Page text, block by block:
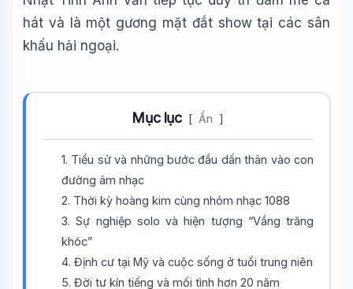
hát và là một gương mặt đắt show tại các sân
khấu hải ngoại.
Mục lục [ Ẩn ]
1. Tiểu sử và những bước đầu dấn thân vào con
đường âm nhạc
2. Thời kỳ hoàng kim cùng nhóm nhạc 1088
3. Sự nghiệp solo và hiện tượng “Vầng trăng
khóc”
4. Định cư tại Mỹ và cuộc sống ở tuổi trung niên
5. Đời tư kín tiếng và mối tình hơn 20 năm